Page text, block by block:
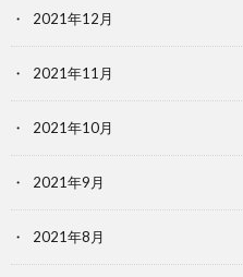
2021年12月
2021年11月
2021年10月
2021年9月
2021年8月